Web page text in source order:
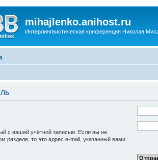
mihajlenko.anihost.ru
Интерлингвистическая конференция Николая
с вашей учётной записью. Если вы не
разделе, то это адрес e-mail, указанный вами